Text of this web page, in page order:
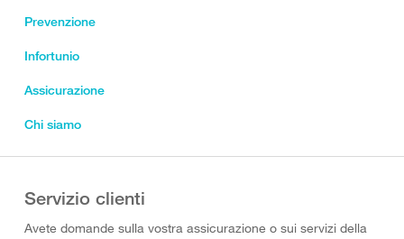
Prevenzione
Infortunio
Assicurazione
Chi siamo
Servizio clienti
Avete domande sulla vostra assicurazione o sui servizi della